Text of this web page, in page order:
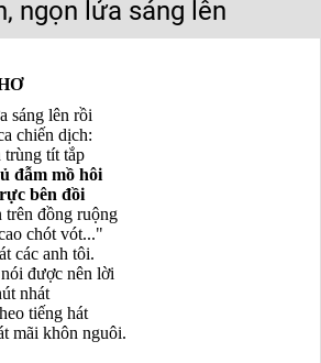
ngọn lửa sáng lên
sáng lên rồi
chiến dịch:
tít tắp
đẫm mồ hôi
bên đồi
trên đồng ruộng
chót vót..."
các anh tôi.
được nên lời
nhát
tiếng hát
mãi khôn nguôi.